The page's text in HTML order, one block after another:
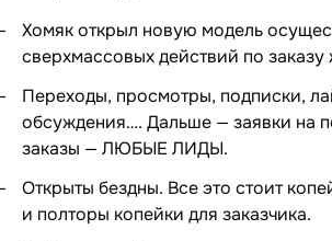
Хомяк открыл новую модель
сверхмассовых действий по
Переходы, просмотры, подписки,
обсуждения…. Дальше — заявки на
заказы — ЛЮБЫЕ ЛИДЫ.
Открыты бездны. Все это стоит
и полторы копейки для заказчика.